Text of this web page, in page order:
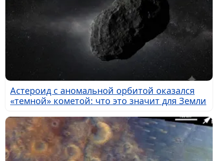
Астероид с аномальной орбитой оказался
«темной» кометой: что это значит для Земли